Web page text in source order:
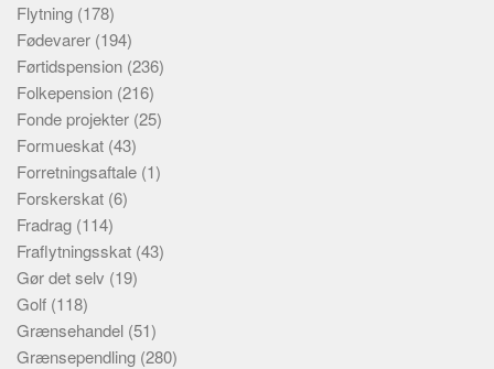
Flytning (178)
Fødevarer (194)
Førtidspension (236)
Folkepension (216)
Fonde projekter (25)
Formueskat (43)
Forretningsaftale (1)
Forskerskat (6)
Fradrag (114)
Fraflytningsskat (43)
Gør det selv (19)
Golf (118)
Grænsehandel (51)
Grænsependling (280)